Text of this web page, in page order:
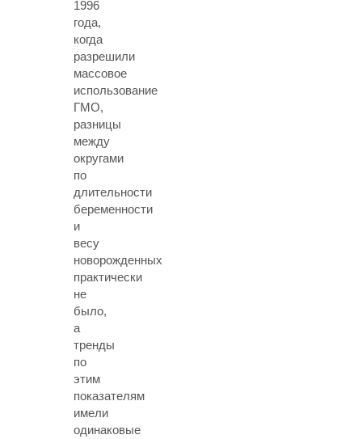
1996
года,
когда
разрешили
массовое
использование
ГМО,
разницы
между
округами
по
длительности
беременности
и
весу
новорожденных
практически
не
было,
а
тренды
по
этим
показателям
имели
одинаковые